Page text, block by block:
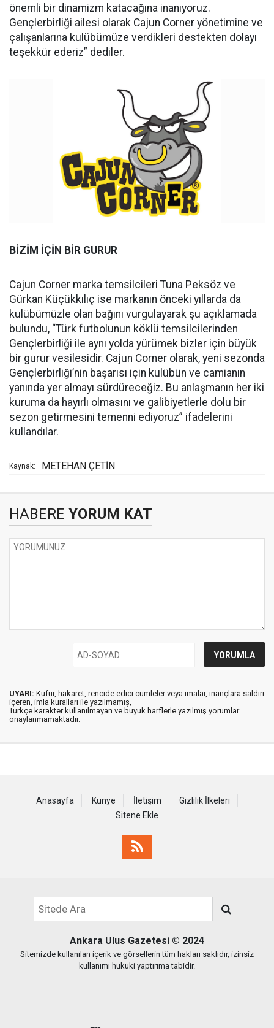
önemli bir dinamizm katacağına inanıyoruz.
Gençlerbirliği ailesi olarak Cajun Corner yönetimine ve
çalışanlarına kulübümüze verdikleri destekten dolayı
teşekkür ederiz” dediler.
BİZİM İÇİN BİR GURUR
Cajun Corner marka temsilcileri Tuna Peksöz ve
Gürkan Küçükkılıç ise markanın önceki yıllarda da
kulübümüzle olan bağını vurgulayarak şu açıklamada
bulundu, “Türk futbolunun köklü temsilcilerinden
Gençlerbirliği ile aynı yolda yürümek bizler için büyük
bir gurur vesilesidir. Cajun Corner olarak, yeni sezonda
Gençlerbirliği’nin başarısı için kulübün ve camianın
yanında yer almayı sürdüreceğiz. Bu anlaşmanın her iki
kuruma da hayırlı olmasını ve galibiyetlerle dolu bir
sezon getirmesini temenni ediyoruz” ifadelerini
kullandılar.
Kaynak: METEHAN ÇETİN
HABERE YORUM KAT
UYARI: Küfür, hakaret, rencide edici cümleler veya imalar, inançlara saldırı
içeren, imla kuralları ile yazılmamış,
Türkçe karakter kullanılmayan ve büyük harflerle yazılmış yorumlar
onaylanmamaktadır.
Anasayfa Künye İletişim
Gizlilik İlkeleri
Sitene Ekle
Ankara Ulus Gazetesi © 2024
Sitemizde kullanılan içerik ve görsellerin tüm hakları saklıdır, izinsiz
kullanımı hukuki yaptırıma tabidir.